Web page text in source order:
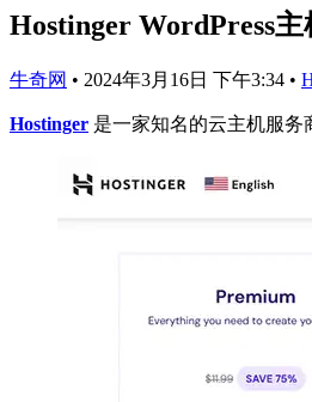
Hostinger WordPress
牛奇网 • 2024年3月16日 下午3:34 •
Hostinger 是一家知名的云主机服务